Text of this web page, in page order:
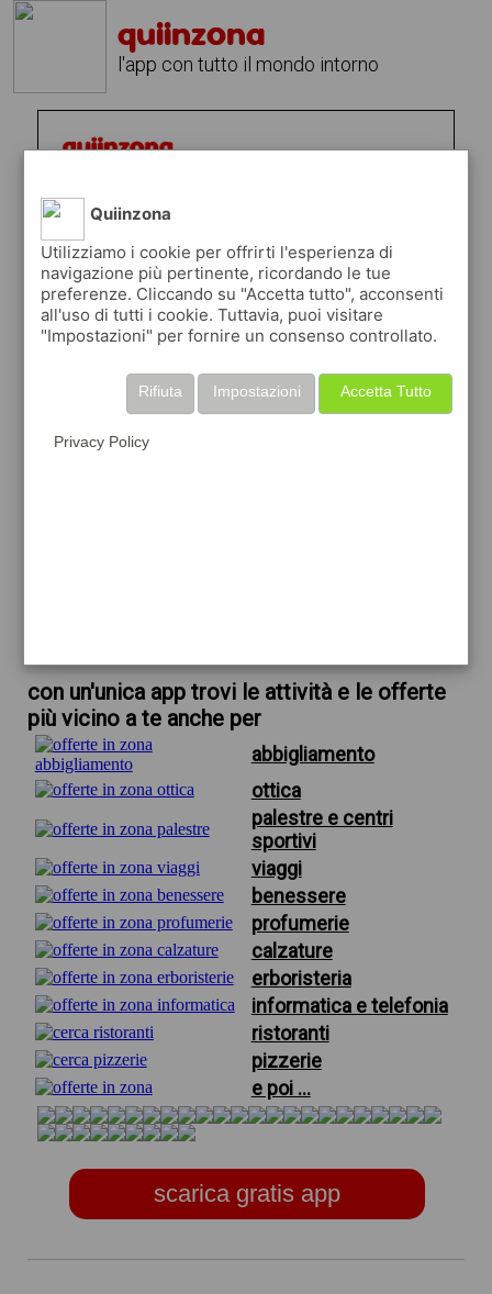
quiinzona
l'app con tutto il mondo intorno
con un'unica app trovi le attività e le offerte
più vicino a te anche per
abbigliamento
ottica
palestre e centri
sportivi
viaggi
benessere
profumerie
calzature
erboristeria
informatica e telefonia
ristoranti
pizzerie
e poi ...
scarica gratis app
Quiinzona
Utilizziamo i cookie per offrirti l'esperienza di
navigazione più pertinente, ricordando le tue
preferenze. Cliccando su "Accetta tutto", acconsenti
all'uso di tutti i cookie. Tuttavia, puoi visitare
"Impostazioni" per fornire un consenso controllato.
Accetta Tutto
Impostazioni
Rifiuta
Privacy Policy